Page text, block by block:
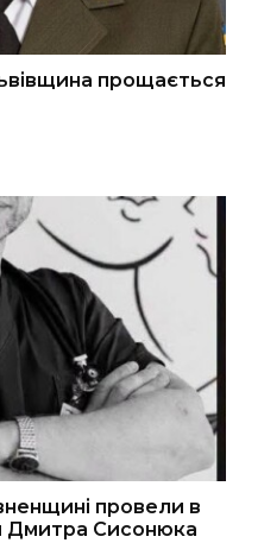
прощається
провели в
Дмитра Сисонюка